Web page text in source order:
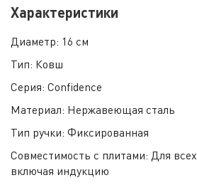
Характеристики
Диаметр: 16 см
Тип: Ковш
Серия: Confidence
Материал: Нержавеющая сталь
Тип ручки: Фиксированная
Совместимость с плитами: Для всех,
включая индукцию